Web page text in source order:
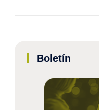
Boletín